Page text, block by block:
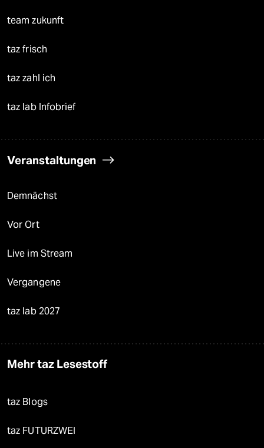
team zukunft
taz frisch
taz zahl ich
taz lab Infobrief
Veranstaltungen
Demnächst
Vor Ort
Live im Stream
Vergangene
taz lab 2027
Mehr taz Lesestoff
taz Blogs
taz FUTURZWEI